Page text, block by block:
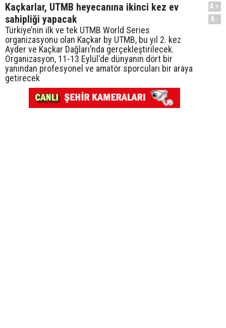
Kaçkarlar, UTMB heyecanına ikinci kez ev
sahipliği yapacak
Türkiye’nin ilk ve tek UTMB World Series
organizasyonu olan Kaçkar by UTMB, bu yıl 2. kez
Ayder ve Kaçkar Dağları’nda gerçekleştirilecek.
Organizasyon, 11-13 Eylül'de dünyanın dört bir
yanından profesyonel ve amatör sporcuları bir araya
getirecek
A+
A-